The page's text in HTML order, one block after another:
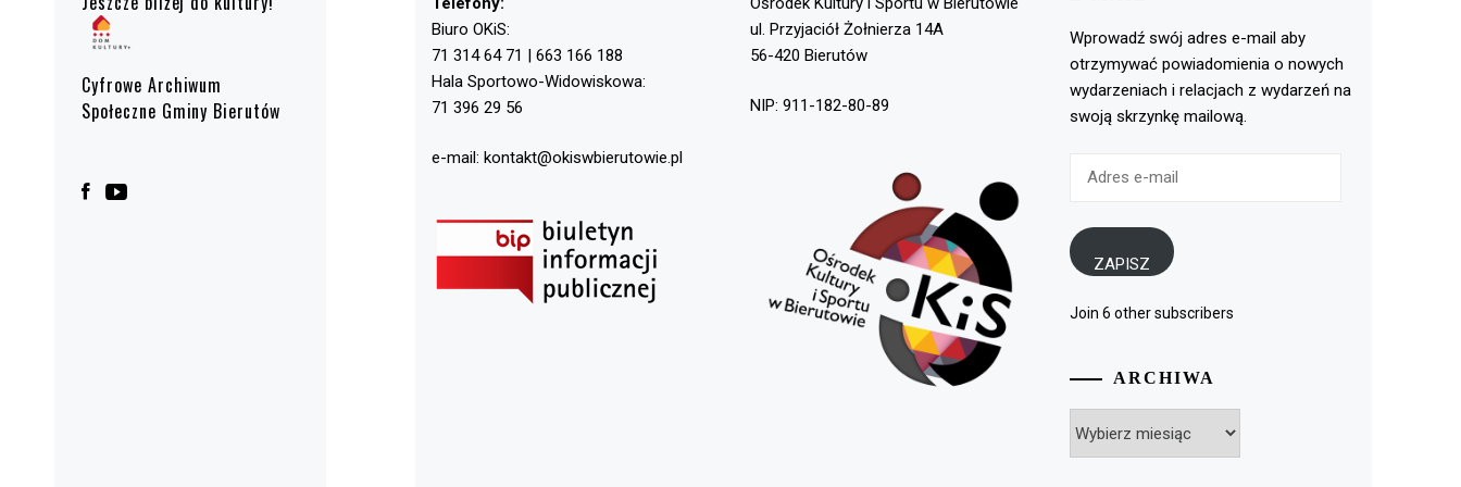
Cyfrowe Archiwum
Społeczne Gminy Bierutów
Biuro OKiS:
71 314 64 71 | 663 166 188
Hala Sportowo-Widowiskowa:
71 396 29 56
e-mail: kontakt@okiswbierutowie.pl
ul. Przyjaciół Żołnierza 14A
56-420 Bierutów
NIP: 911-182-80-89
Wprowadź swój adres e-mail aby
otrzymywać powiadomienia o nowych
wydarzeniach i relacjach z wydarzeń na
swoją skrzynkę mailową.
ZAPISZ
Join 6 other subscribers
ARCHIWA